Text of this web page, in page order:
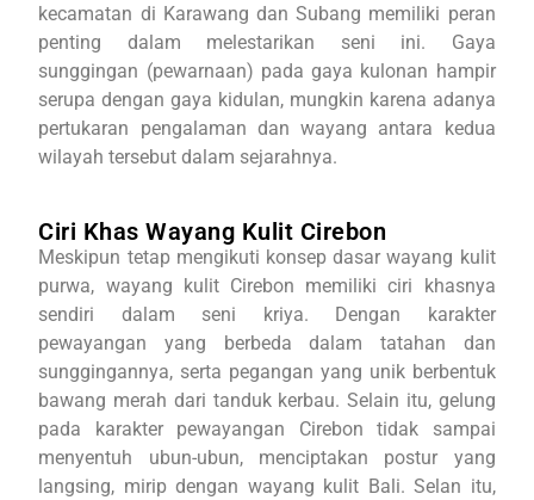
kecamatan di Karawang dan Subang memiliki peran
penting dalam melestarikan seni ini. Gaya
sunggingan (pewarnaan) pada gaya kulonan hampir
serupa dengan gaya kidulan, mungkin karena adanya
pertukaran pengalaman dan wayang antara kedua
wilayah tersebut dalam sejarahnya.
Ciri Khas Wayang Kulit Cirebon
Meskipun tetap mengikuti konsep dasar wayang kulit
purwa, wayang kulit Cirebon memiliki ciri khasnya
sendiri dalam seni kriya. Dengan karakter
pewayangan yang berbeda dalam tatahan dan
sunggingannya, serta pegangan yang unik berbentuk
bawang merah dari tanduk kerbau. Selain itu, gelung
pada karakter pewayangan Cirebon tidak sampai
menyentuh ubun-ubun, menciptakan postur yang
langsing, mirip dengan wayang kulit Bali. Selan itu,